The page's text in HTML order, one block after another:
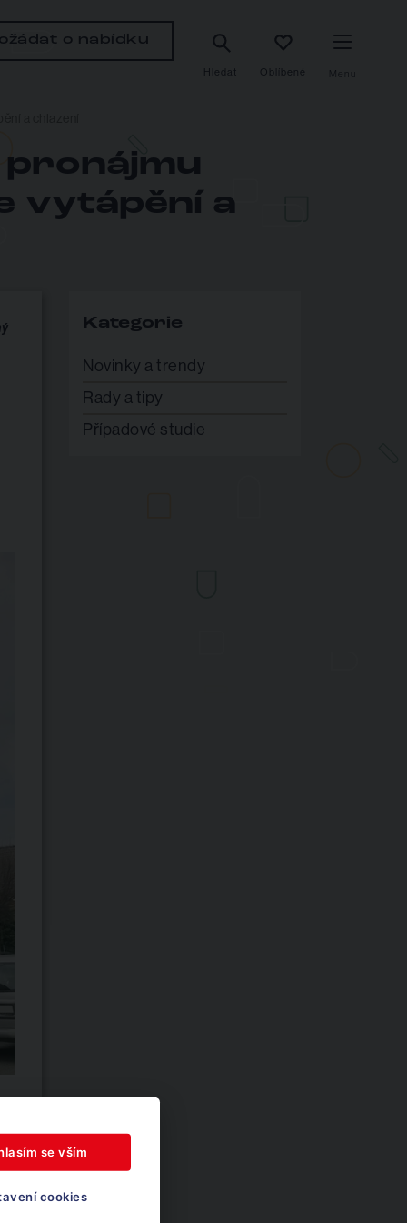
o nabídku
Hledat Oblíbené Menu
pronájmu
vytápění a
Kategorie
Novinky a trendy
Rady a tipy
Případové studie
se vším
cookies